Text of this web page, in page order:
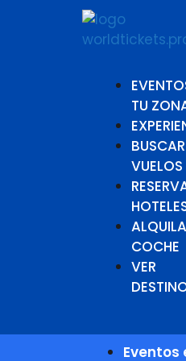
TU
BUSCAR
VUELOS
COCHE
VER
Eventos